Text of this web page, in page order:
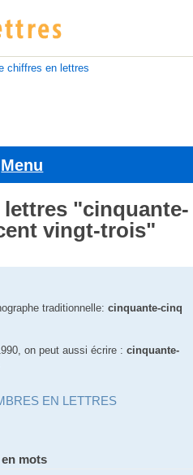
chiffres en lettres
Menu
lettres "cinquante-
vingt-trois"
traditionnelle:cinquante-cinq
on peut aussi écrire :cinquante-
EN LETTRES
mots